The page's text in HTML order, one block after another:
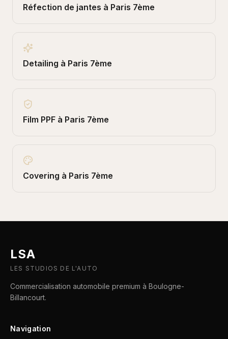
Réfection de jantes à Paris 7ème
Detailing à Paris 7ème
Film PPF à Paris 7ème
Covering à Paris 7ème
LSA
LES STUDIOS DE L'AUTO
Commercialisation automobile premium à Boulogne-
Billancourt.
Navigation